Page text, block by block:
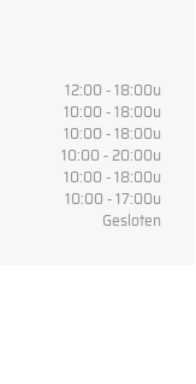
12:00 - 18:00u
10:00 - 18:00u
10:00 - 18:00u
10:00 - 20:00u
10:00 - 18:00u
10:00 - 17:00u
Gesloten